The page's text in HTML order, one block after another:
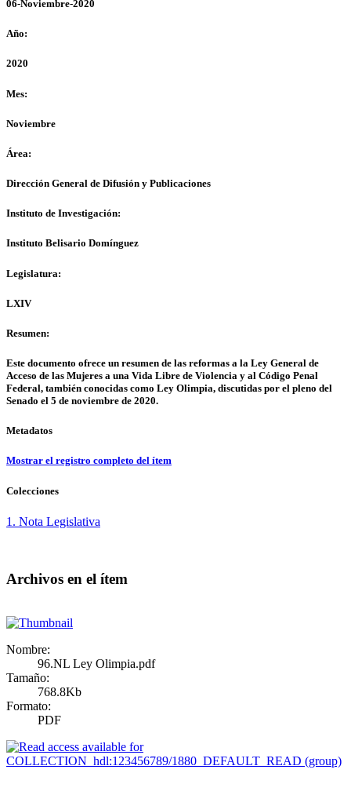
06-Noviembre-2020
Año:
2020
Mes:
Noviembre
Área:
Dirección General de Difusión y Publicaciones
Instituto de Investigación:
Instituto Belisario Domínguez
Legislatura:
LXIV
Resumen:
Este documento ofrece un resumen de las reformas a la Ley General de
Acceso de las Mujeres a una Vida Libre de Violencia y al Código Penal
Federal, también conocidas como Ley Olimpia, discutidas por el pleno del
Senado el 5 de noviembre de 2020.
Metadatos
Mostrar el registro completo del ítem
Colecciones
1. Nota Legislativa
Archivos en el ítem
Nombre:
96.NL Ley Olimpia.pdf
Tamaño:
768.8Kb
Formato:
PDF